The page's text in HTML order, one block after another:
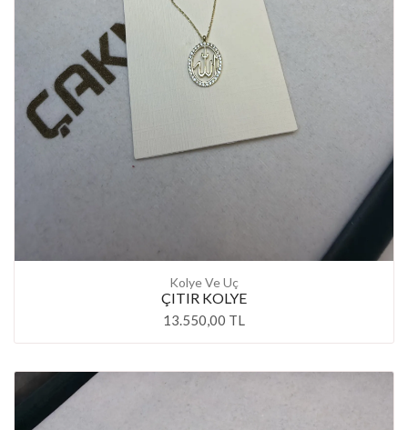
Kolye Ve Uç
ÇITIR KOLYE
13.550,00 TL